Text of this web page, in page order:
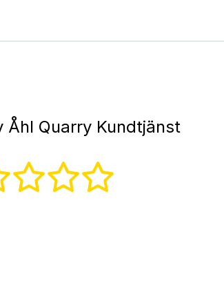
Åhl Quarry Kundtjänst